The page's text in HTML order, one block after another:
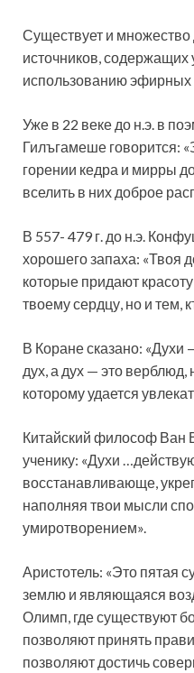
Существует и
источников, содержащих
использованию эфирных
Уже в 22 веке до н.э. в
Гилъгамеше говорится:
горении кедра и мирры
вселить в них доброе
В 557- 479 г. до н.э.
хорошего запаха: «Твоя
которые придают
твоему сердцу, но и тем,
В Коране сказано:
дух, а дух — это верблюд,
которому удается
Китайский философ Ван
ученику: «Духи
восстанавливающе,
наполняя твои мысли
умиротворением».
Аристотель: «Это пятая
землю и являющаяся
Олимп, где существуют
позволяют принять
позволяют достичь